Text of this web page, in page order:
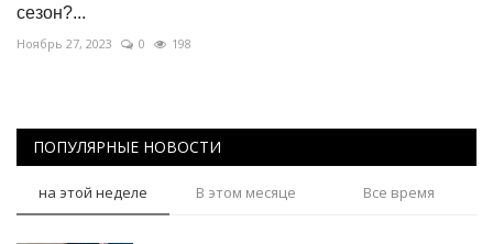
сезон?...
Ноябрь 27, 2023 0 198
ПОПУЛЯРНЫЕ НОВОСТИ
на этой неделе В этом месяце Все время